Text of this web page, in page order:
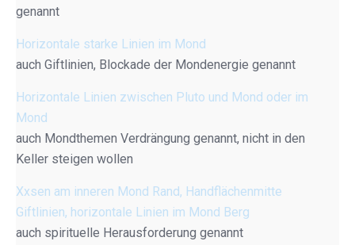
genannt
Horizontale starke Linien im Mond
auch Giftlinien, Blockade der Mondenergie genannt
Horizontale Linien zwischen Pluto und Mond oder im
Mond
auch Mondthemen Verdrängung genannt, nicht in den
Keller steigen wollen
Xxsen am inneren Mond Rand, Handflächenmitte
Giftlinien, horizontale Linien im Mond Berg
auch spirituelle Herausforderung genannt